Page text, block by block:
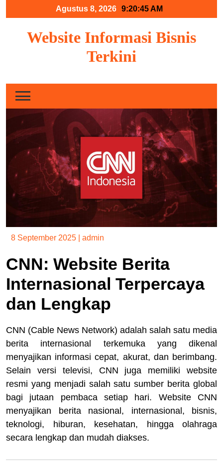
Agustus 8, 2026 9:20:45 AM
Website Informasi Bisnis
Terkini
8 September 2025 admin
CNN: Website Berita
Internasional Terpercaya
dan Lengkap
CNN (Cable News Network) adalah salah satu media
berita internasional terkemuka yang dikenal
menyajikan informasi cepat, akurat, dan berimbang.
Selain versi televisi, CNN juga memiliki website
resmi yang menjadi salah satu sumber berita global
bagi jutaan pembaca setiap hari. Website CNN
menyajikan berita nasional, internasional, bisnis,
teknologi, hiburan, kesehatan, hingga olahraga
secara lengkap dan mudah diakses.